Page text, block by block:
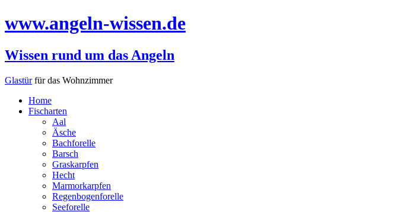
www.angeln-wissen.de
Wissen rund um das Angeln
Glastürfür das Wohnzimmer
Home
Fischarten
Aal
Äsche
Bachforelle
Barsch
Graskarpfen
Hecht
Marmorkarpfen
Regenbogenforelle
Seeforelle